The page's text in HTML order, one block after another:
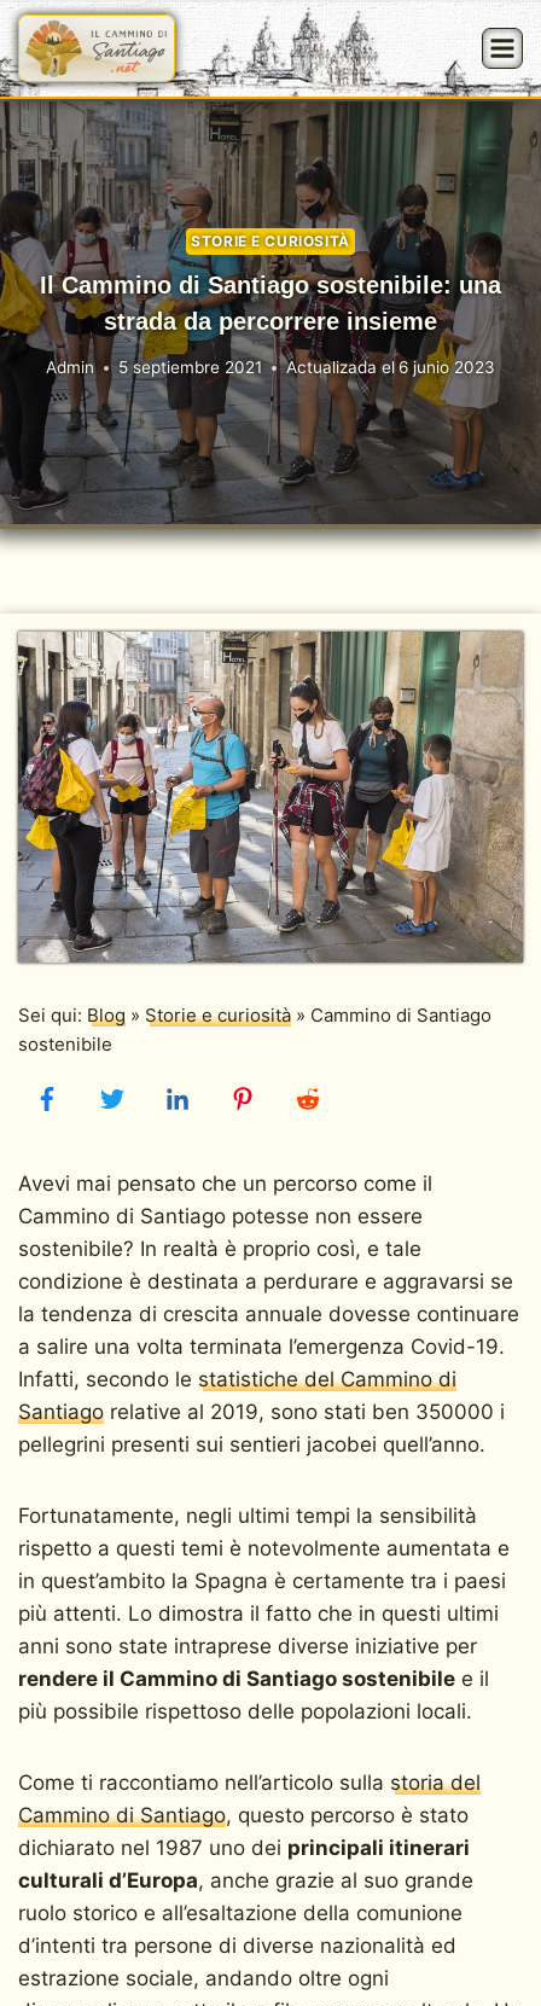
Saltar
al
contenido
STORIE E CURIOSITÀ
Il Cammino di Santiago sostenibile: una
strada da percorrere insieme
Admin 5 septiembre 2021 Actualizada el6 junio 2023
Sei qui: Blog» Storie e curiosità» Cammino di Santiago
sostenibile
Avevi mai pensato che un percorso come il
Cammino di Santiago potesse non essere
sostenibile? In realtà è proprio così, e tale
condizione è destinata a perdurare e aggravarsi se
la tendenza di crescita annuale dovesse continuare
a salire una volta terminata l’emergenza Covid-19.
Infatti, secondo le statistiche del Cammino di
Santiagorelative al 2019, sono stati ben 350000 i
pellegrini presenti sui sentieri jacobei quell’anno.
Fortunatamente, negli ultimi tempi la sensibilità
rispetto a questi temi è notevolmente aumentata e
in quest’ambito la Spagna è certamente tra i paesi
più attenti. Lo dimostra il fatto che in questi ultimi
anni sono state intraprese diverse iniziative per
rendere il Cammino di Santiago sostenibilee il
più possibile rispettoso delle popolazioni locali.
Come ti raccontiamo nell’articolo sulla storia del
Cammino di Santiago, questo percorso è stato
dichiarato nel 1987 uno dei principali itinerari
culturali d’Europa, anche grazie al suo grande
ruolo storico e all’esaltazione della comunione
d’intenti tra persone di diverse nazionalità ed
estrazione sociale, andando oltre ogni